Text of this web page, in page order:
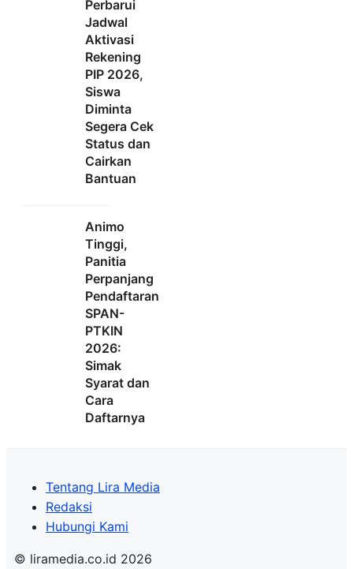
Perbarui
Jadwal
Aktivasi
Rekening
PIP 2026,
Siswa
Diminta
Segera Cek
Status dan
Cairkan
Bantuan
Animo
Tinggi,
Panitia
Perpanjang
Pendaftaran
SPAN-
PTKIN
2026:
Simak
Syarat dan
Cara
Daftarnya
Tentang Lira Media
Redaksi
Hubungi Kami
© liramedia.co.id 2026